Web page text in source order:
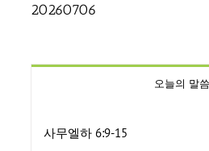
20260706
오늘의 말씀
사무엘하 6:9-15